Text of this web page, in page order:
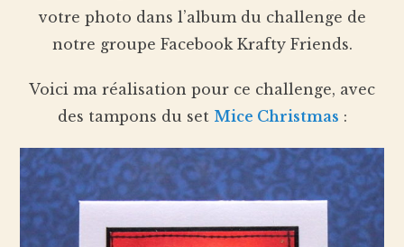
votre photo dans l’album du challenge de
notre groupe Facebook Krafty Friends.
Voici ma réalisation pour ce challenge, avec
des tampons du set Mice Christmas :